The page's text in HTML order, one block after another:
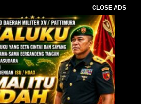
CLOSE ADS